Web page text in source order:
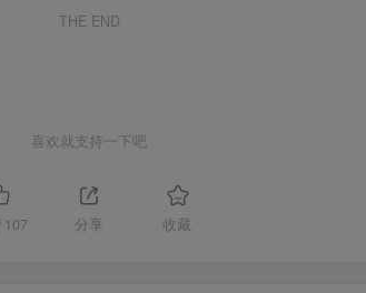
THE END
喜欢就支持一下吧
107 分享 收藏